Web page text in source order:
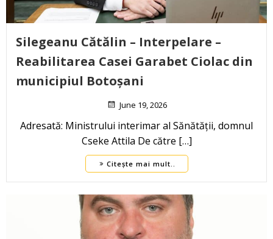
Silegeanu Cătălin – Interpelare –
Reabilitarea Casei Garabet Ciolac din
municipiul Botoșani
June 19, 2026
Adresată: Ministrului interimar al Sănătății, domnul
Cseke Attila De către […]
Citește mai mult..